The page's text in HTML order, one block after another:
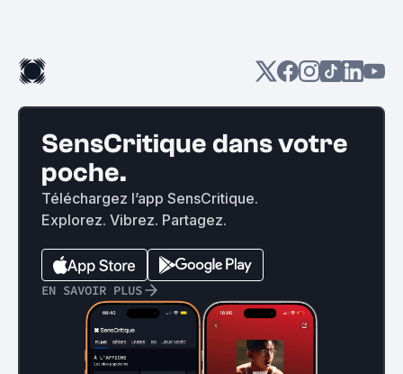
SensCritique dans votre
poche.
Téléchargez l’app SensCritique.
Explorez. Vibrez. Partagez.
EN SAVOIR PLUS